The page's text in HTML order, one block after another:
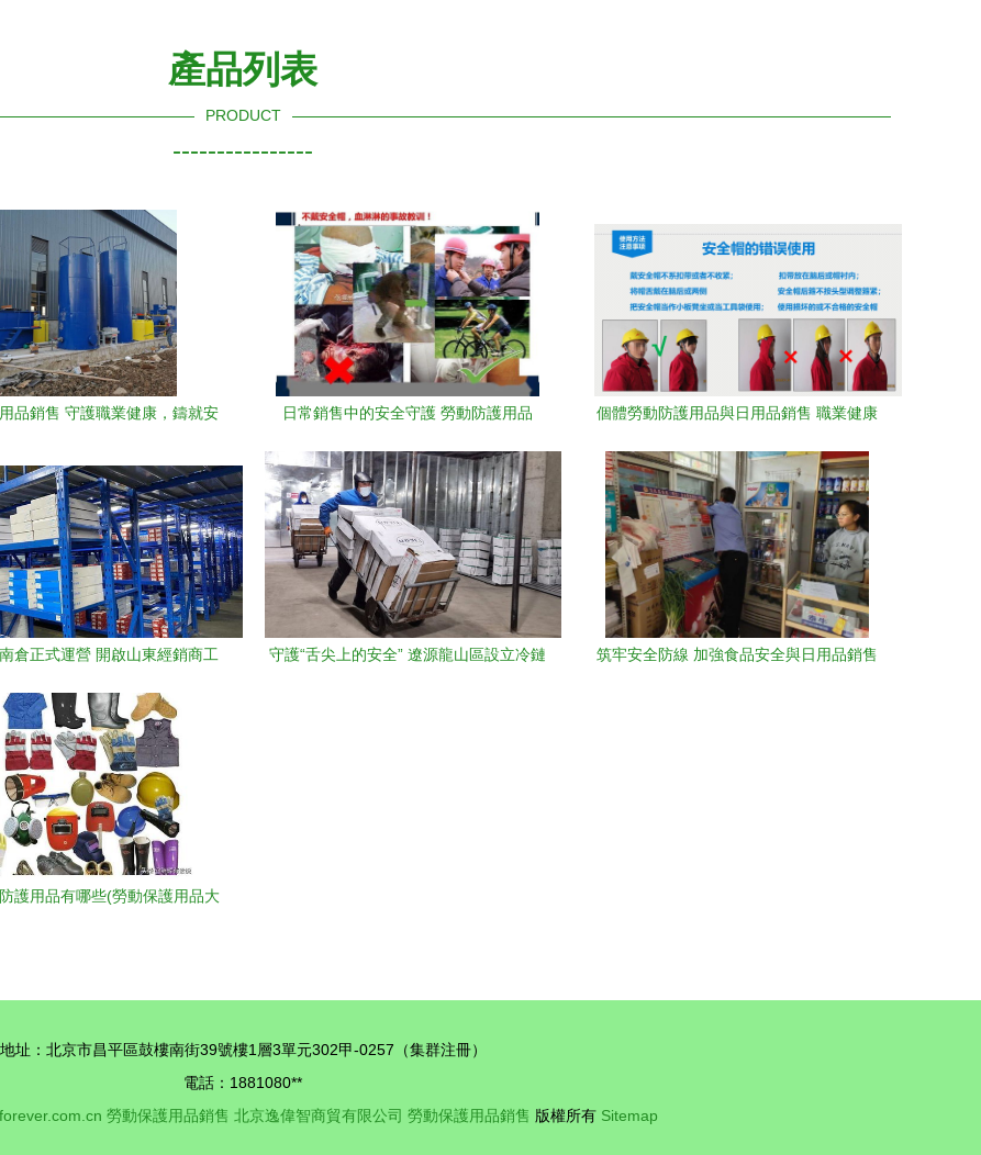
產品列表
PRODUCT
----------------
品銷售 守護職業健康，鑄就安
日常銷售中的安全守護 勞動防護用品
個體勞動防護用品與日用品銷售 職業健康
倉正式運營 開啟山東經銷商工
守護“舌尖上的安全” 遼源龍山區設立冷鏈
筑牢安全防線 加強食品安全與日用品銷售
護用品有哪些(勞動保護用品大
地址：北京市昌平區鼓樓南街39號樓1層3單元302甲-0257（集群注冊）
電話：1881080**
勞動保護用品銷售 北京逸偉智商貿有限公司 勞動保護用品銷售 版權所有 Sitemap